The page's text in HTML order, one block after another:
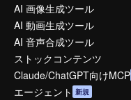
AI 画像生成ツール
AI 動画生成ツール
AI 音声合成ツール
ストックコンテンツ
Claude/ChatGPT向けMCP
エージェント 新規